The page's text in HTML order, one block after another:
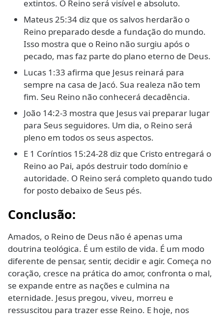
extintos. O Reino será visível e absoluto.
Mateus 25:34 diz que os salvos herdarão o
Reino preparado desde a fundação do mundo.
Isso mostra que o Reino não surgiu após o
pecado, mas faz parte do plano eterno de Deus.
Lucas 1:33 afirma que Jesus reinará para
sempre na casa de Jacó. Sua realeza não tem
fim. Seu Reino não conhecerá decadência.
João 14:2-3 mostra que Jesus vai preparar lugar
para Seus seguidores. Um dia, o Reino será
pleno em todos os seus aspectos.
E 1 Coríntios 15:24-28 diz que Cristo entregará o
Reino ao Pai, após destruir todo domínio e
autoridade. O Reino será completo quando tudo
for posto debaixo de Seus pés.
Conclusão:
Amados, o Reino de Deus não é apenas uma
doutrina teológica. É um estilo de vida. É um modo
diferente de pensar, sentir, decidir e agir. Começa no
coração, cresce na prática do amor, confronta o mal,
se expande entre as nações e culmina na
eternidade. Jesus pregou, viveu, morreu e
ressuscitou para trazer esse Reino. E hoje, nos